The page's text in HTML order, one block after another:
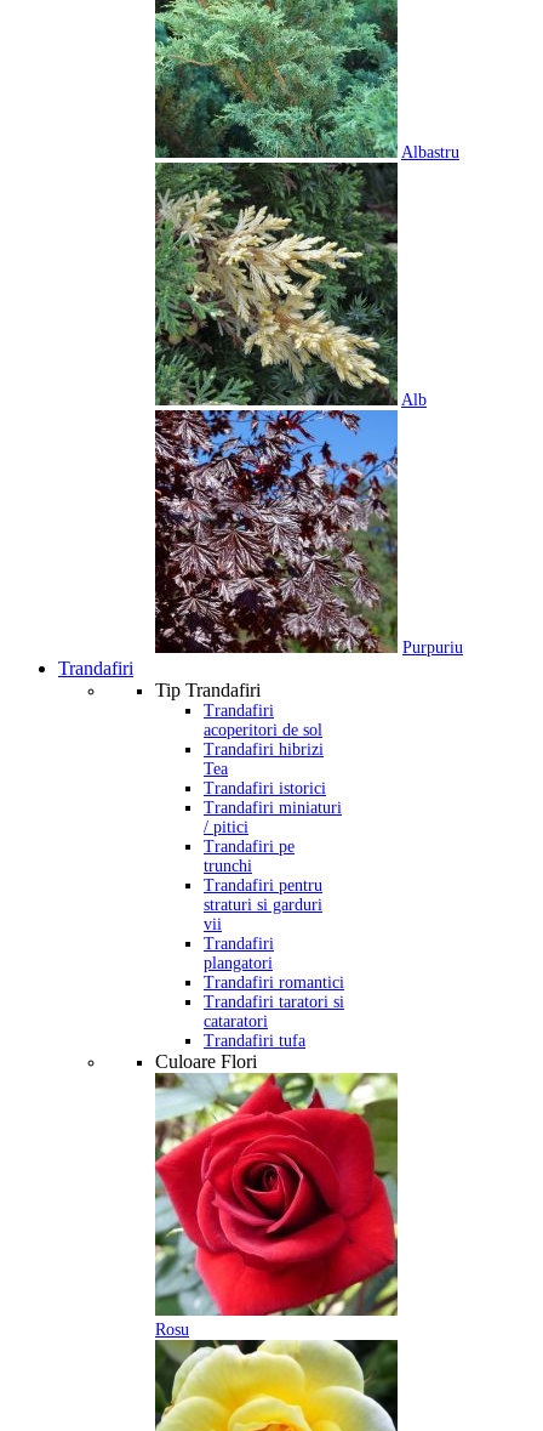
Albastru
Alb
Purpuriu
Trandafiri
Tip Trandafiri
Trandafiri
acoperitori de sol
Trandafiri hibrizi
Tea
Trandafiri istorici
Trandafiri miniaturi
/ pitici
Trandafiri pe
trunchi
Trandafiri pentru
straturi si garduri
vii
Trandafiri
plangatori
Trandafiri romantici
Trandafiri taratori si
cataratori
Trandafiri tufa
Culoare Flori
Rosu